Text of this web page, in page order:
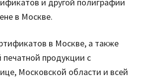
в Москве.
в Москве, а также
продукции с
Московской области и всей